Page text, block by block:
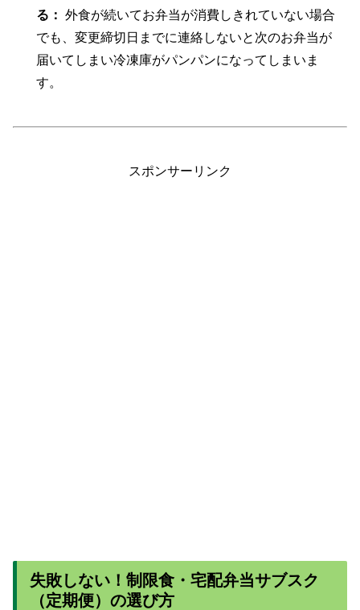
る： 外食が続いてお弁当が消費しきれていない場合
でも、変更締切日までに連絡しないと次のお弁当が
届いてしまい冷凍庫がパンパンになってしまいま
す。
スポンサーリンク
失敗しない！制限食・宅配弁当サブスク
（定期便）の選び方